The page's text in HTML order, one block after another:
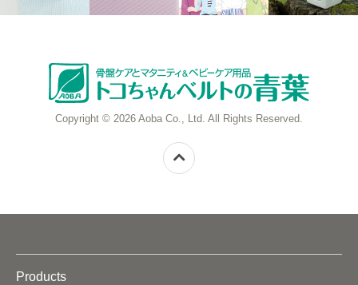
Copyright © 2026 Aoba Co., Ltd. All Rights Reserved.
Products